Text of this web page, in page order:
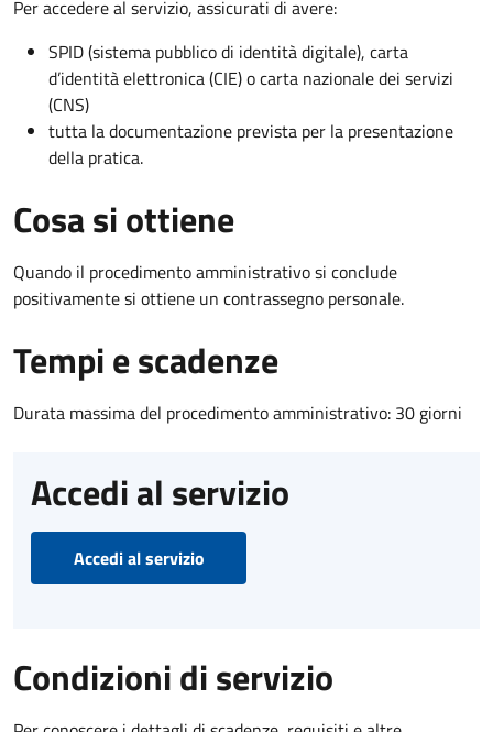
Per accedere al servizio, assicurati di avere:
SPID (sistema pubblico di identità digitale), carta
d’identità elettronica (CIE) o carta nazionale dei servizi
(CNS)
tutta la documentazione prevista per la presentazione
della pratica.
Cosa si ottiene
Quando il procedimento amministrativo si conclude
positivamente si ottiene un contrassegno personale.
Tempi e scadenze
Durata massima del procedimento amministrativo: 30 giorni
Accedi al servizio
Accedi al servizio
Condizioni di servizio